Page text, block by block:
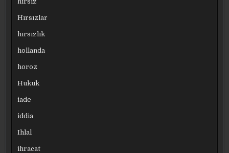
Hırsızlar
hırsızlık
hollanda
horoz
Hukuk
iade
iddia
Ihlal
ihracat